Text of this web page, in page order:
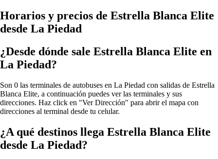
Horarios y precios de Estrella Blanca Elite
desde La Piedad
¿Desde dónde sale Estrella Blanca Elite en
La Piedad?
Son 0 las terminales de autobuses en La Piedad con salidas de Estrella
Blanca Elite, a continuación puedes ver las terminales y sus
direcciones. Haz click en "Ver Dirección" para abrir el mapa con
direcciones al terminal desde tu celular.
¿A qué destinos llega Estrella Blanca Elite
desde La Piedad?